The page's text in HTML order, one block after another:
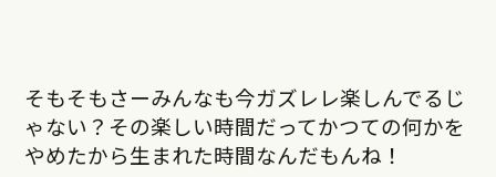
そもそもさーみんなも今ガズレレ楽しんでるじ
ゃない？その楽しい時間だってかつての何かを
やめたから生まれた時間なんだもんね！